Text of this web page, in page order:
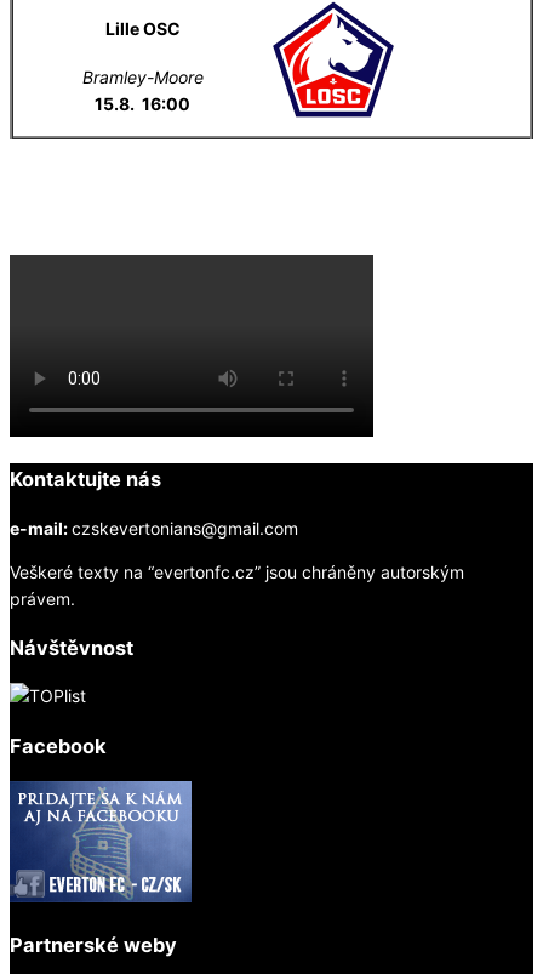
Lille OSC
Bramley-Moore
15.8. 16:00
Kontaktujte nás
e-mail:czskevertonians@gmail.com
Veškeré texty na “evertonfc.cz” jsou chráněny autorským
právem.
Návštěvnost
Facebook
Partnerské weby